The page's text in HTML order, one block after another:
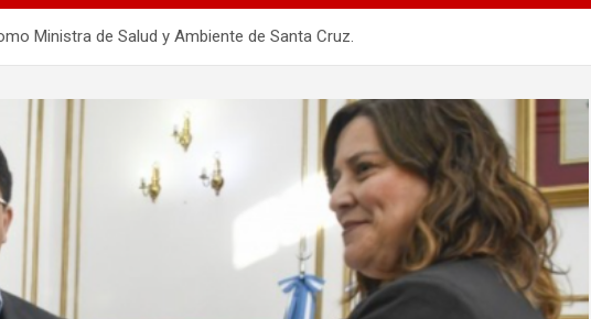
Ministra de Salud y Ambiente de Santa Cruz.